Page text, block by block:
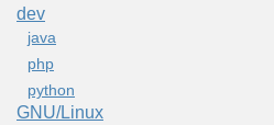
dev
java
php
python
GNU/Linux